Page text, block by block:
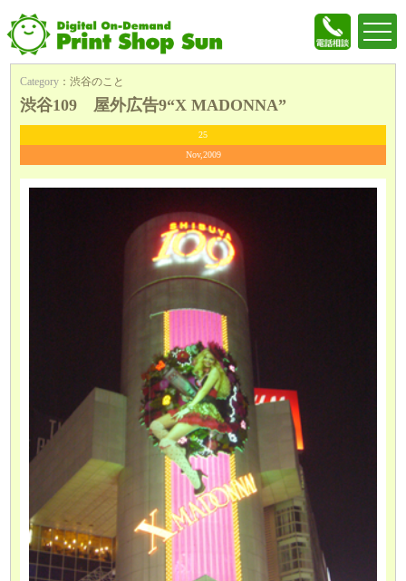
Category ：渋谷のこと
渋谷109 屋外広告9“X MADONNA”
25
Nov,2009